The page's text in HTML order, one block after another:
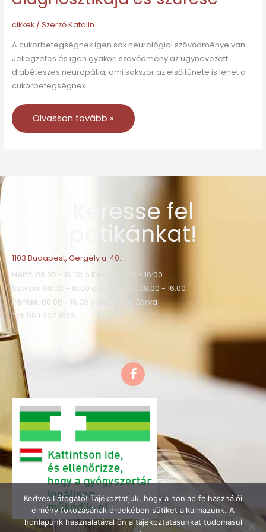
cikkek/ SzerzőKatalin
A cukorbetegségnek igen sok neurológiai szövődménye van.
Jellegzetes és igen gyakori szövődmény az úgynevezett
diabéteszes neuropátia, ami sokszor az első tünete is lehet a
cukorbetegségnek.
Olvasson tovább »
Keresse fel
patikánkat!
1103 Budapest, Gergely u. 40.
Hétfő: 08:00 - 16:00 o Kedd: 08:00 - 16:00
Szerda: 08:00 - 16:00 o Csütörtök: 08:00 - 16:00
Péntek: 08:00 - 16:00 o Szombat: Zárva
Tel: 06 1 262 1828
a
c
e
b
o
o
k
Kedves Látogató! Tájékoztatjuk, hogy a honlap felhasználói
élmény fokozásának érdekében sütiket alkalmazunk. A
honlapunk használatával ön a tájékoztatásunkat tudomásul